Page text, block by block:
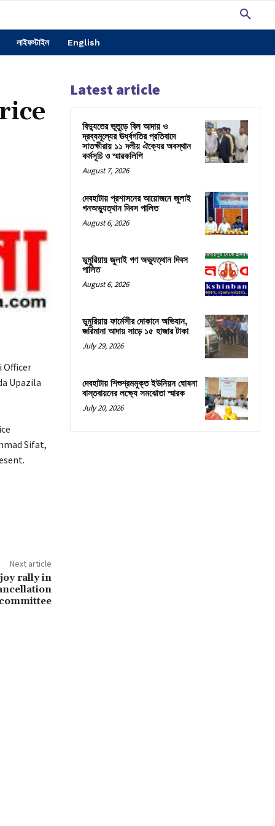
লাইফস্টাইল English
Officer
Upazila
Sifat,
Next article
joy rally in
Latest article
বিদ্যুতের ভূতুড়ে বিল আদায় ও
দ্রব্যমূল্যের ঊর্ধ্বগতির প্রতিবাদে
সাতক্ষীরায় ১১ দলীয় ঐক্যের অবস্থান
কর্মসূচি ও স্মারকলিপি
August 7, 2026
দেবহাটায় প্রশাসনের আয়োজনে জুলাই
গনঅভ্যুত্থান দিবস পালিত
August 6, 2026
ডুমুরিয়ায় জুলাই গণ অভ্যুত্থান দিবস
পালিত
August 6, 2026
ডুমুরিয়ায় ফার্মেসীর দোকানে অভিযান,
জরিমানা আদায় সাড়ে ১৫ হাজার টাকা
July 29, 2026
দেবহাটায় শিশুশ্রমমুক্ত ইউনিয়ন ঘোষনা
বাস্তবায়নের লক্ষ্যে সমঝোতা স্মারক
July 20, 2026